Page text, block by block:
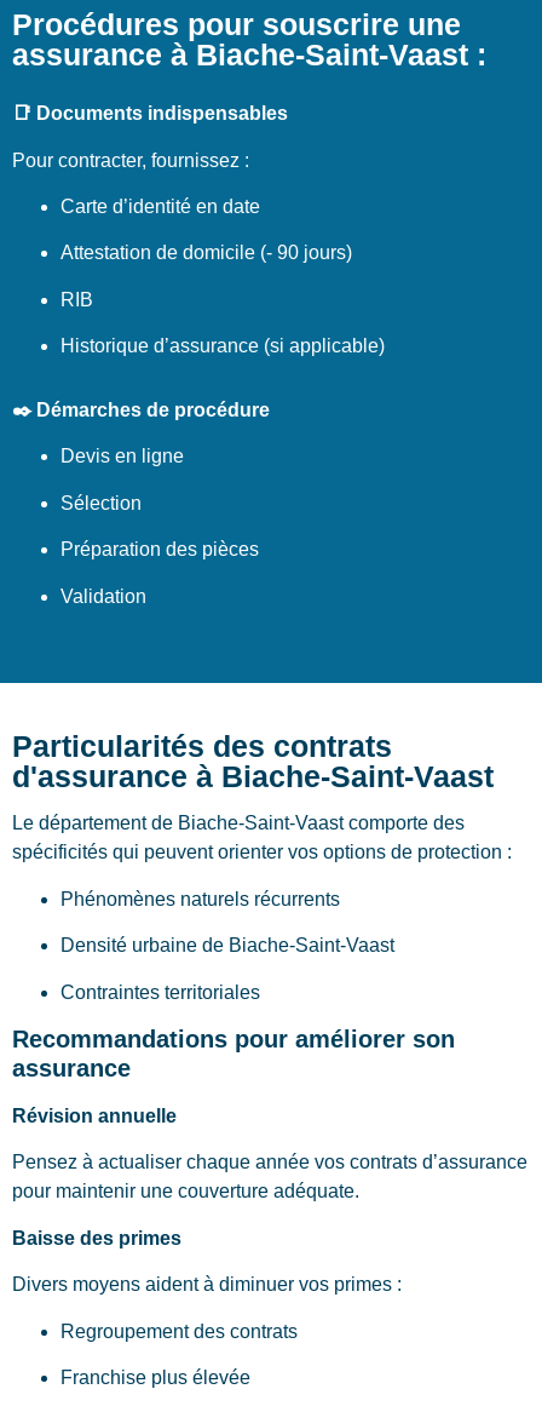
Procédures pour souscrire une
assurance à Biache-Saint-Vaast :
📑 Documents indispensables
Pour contracter, fournissez :
Carte d’identité en date
Attestation de domicile (- 90 jours)
RIB
Historique d’assurance (si applicable)
✒️ Démarches de procédure
Devis en ligne
Sélection
Préparation des pièces
Validation
Particularités des contrats
d'assurance à Biache-Saint-Vaast
Le département de Biache-Saint-Vaast comporte des
spécificités qui peuvent orienter vos options de protection :
Phénomènes naturels récurrents
Densité urbaine de Biache-Saint-Vaast
Contraintes territoriales
Recommandations pour améliorer son
assurance
Révision annuelle
Pensez à actualiser chaque année vos contrats d’assurance
pour maintenir une couverture adéquate.
Baisse des primes
Divers moyens aident à diminuer vos primes :
Regroupement des contrats
Franchise plus élevée